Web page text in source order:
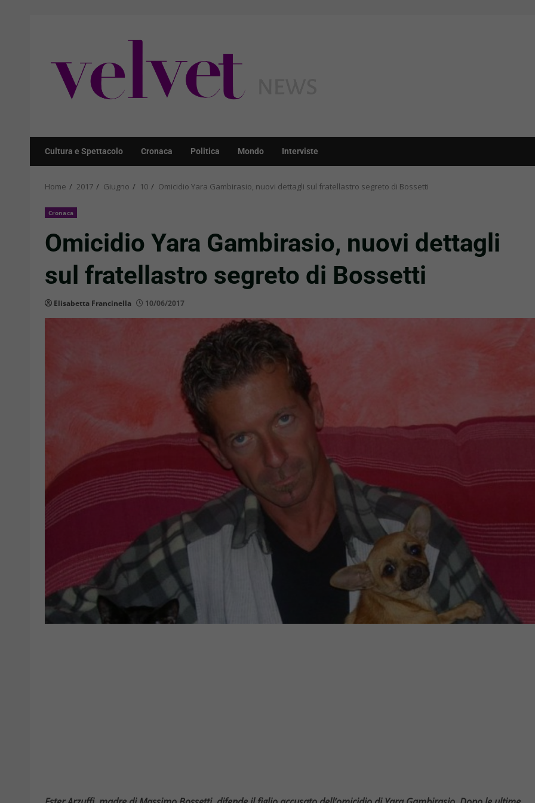
Cultura e Spettacolo Cronaca Politica Mondo Interviste
Home 2017 Giugno 10 Omicidio Yara Gambirasio, nuovi dettagli sul fratellastro segreto di Bossetti
Cronaca
Omicidio Yara Gambirasio, nuovi dettagli
sul fratellastro segreto di Bossetti
Elisabetta Francinella 10/06/2017